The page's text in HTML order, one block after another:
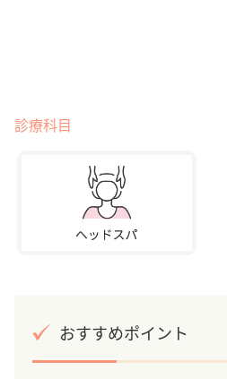
診療科目
おすすめポイント